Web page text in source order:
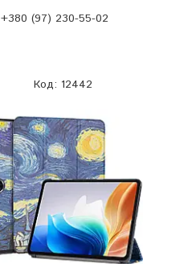
+380 (97) 230-55-02
12442